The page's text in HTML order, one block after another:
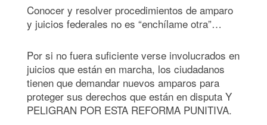
Conocer y resolver procedimientos de amparo
y juicios federales no es “enchílame otra”…
Por si no fuera suficiente verse involucrados en
juicios que están en marcha, los ciudadanos
tienen que demandar nuevos amparos para
proteger sus derechos que están en disputa Y
PELIGRAN POR ESTA REFORMA PUNITIVA.